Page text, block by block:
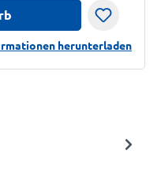
herunterladen